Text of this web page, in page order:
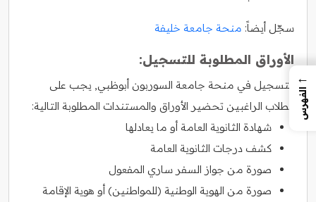
سجّل أيضاً: منحة جامعة خليفة
الأوراق المطلوبة للتسجيل:
للتسجيل في منحة جامعة السوربون أبوظبي, يجب على
الطلاب الراغبين تحضير الأوراق والمستندات المطلوبة التالية:
شهادة الثانوية العامة أو ما يعادلها
كشف درجات الثانوية العامة
صورة من جواز السفر ساري المفعول
صورة من الهوية الوطنية (للمواطنين) أو هوية الإقامة
←
الفهرس